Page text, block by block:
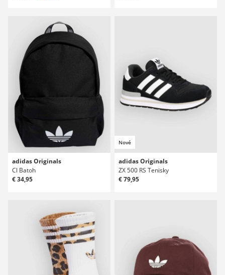
adidas Originals
Cl Batoh
€ 34,95
Nové
adidas Originals
ZX 500 RS Tenisky
€ 79,95